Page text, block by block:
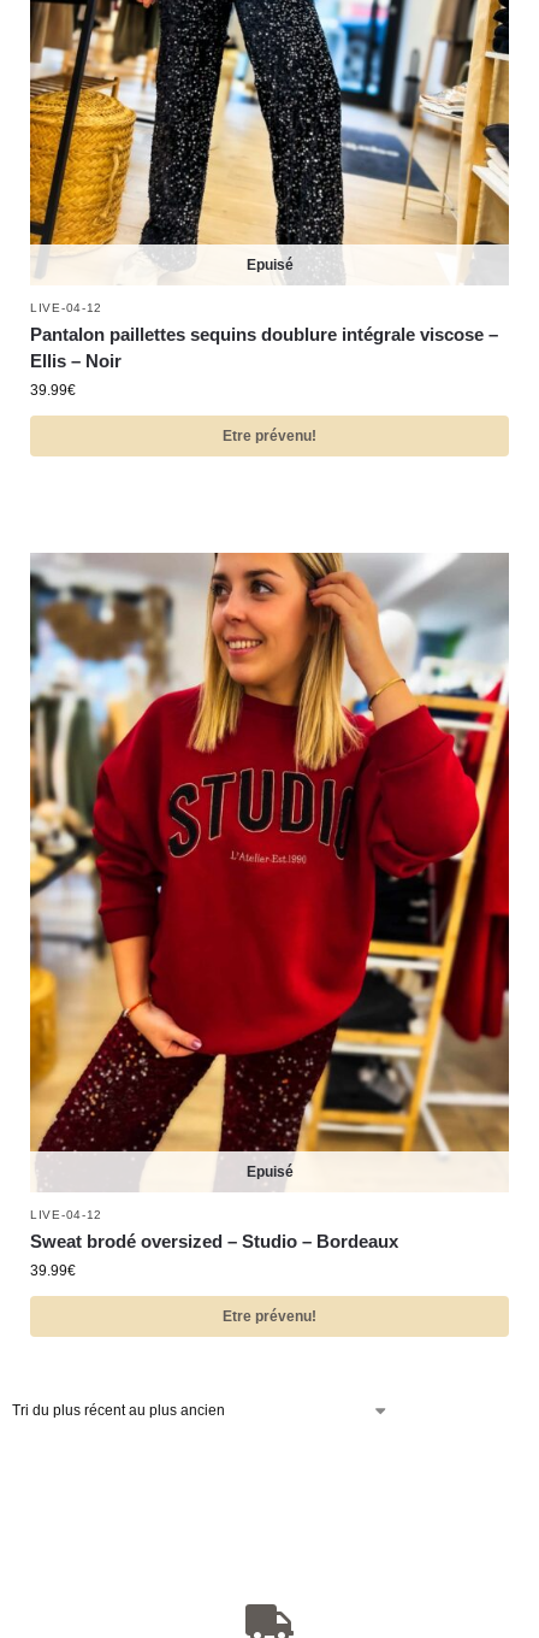
Epuisé
LIVE-04-12
Pantalon paillettes sequins doublure intégrale viscose –
Ellis – Noir
39.99€
Etre prévenu!
Epuisé
LIVE-04-12
Sweat brodé oversized – Studio – Bordeaux
39.99€
Etre prévenu!